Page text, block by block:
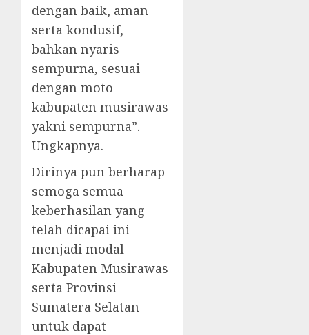
dengan baik, aman
serta kondusif,
bahkan nyaris
sempurna, sesuai
dengan moto
kabupaten musirawas
yakni sempurna”.
Ungkapnya.
Dirinya pun berharap
semoga semua
keberhasilan yang
telah dicapai ini
menjadi modal
Kabupaten Musirawas
serta Provinsi
Sumatera Selatan
untuk dapat